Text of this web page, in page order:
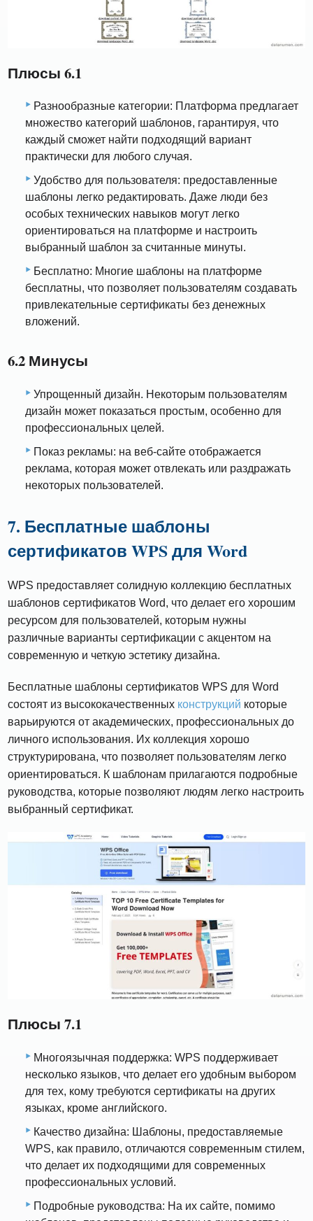
Плюсы 6.1
Разнообразные категории: Платформа предлагает
множество категорий шаблонов, гарантируя, что
каждый сможет найти подходящий вариант
практически для любого случая.
Удобство для пользователя: предоставленные
шаблоны легко редактировать. Даже люди без
особых технических навыков могут легко
ориентироваться на платформе и настроить
выбранный шаблон за считанные минуты.
Бесплатно: Многие шаблоны на платформе
бесплатны, что позволяет пользователям создавать
привлекательные сертификаты без денежных
вложений.
6.2 Минусы
Упрощенный дизайн. Некоторым пользователям
дизайн может показаться простым, особенно для
профессиональных целей.
Показ рекламы: на веб-сайте отображается
реклама, которая может отвлекать или раздражать
некоторых пользователей.
7. Бесплатные шаблоны
сертификатов WPS для Word
WPS предоставляет солидную коллекцию бесплатных
шаблонов сертификатов Word, что делает его хорошим
ресурсом для пользователей, которым нужны
различные варианты сертификации с акцентом на
современную и четкую эстетику дизайна.
Бесплатные шаблоны сертификатов WPS для Word
состоят из высококачественных конструкций которые
варьируются от академических, профессиональных до
личного использования. Их коллекция хорошо
структурирована, что позволяет пользователям легко
ориентироваться. К шаблонам прилагаются подробные
руководства, которые позволяют людям легко настроить
выбранный сертификат.
Плюсы 7.1
Многоязычная поддержка: WPS поддерживает
несколько языков, что делает его удобным выбором
для тех, кому требуются сертификаты на других
языках, кроме английского.
Качество дизайна: Шаблоны, предоставляемые
WPS, как правило, отличаются современным стилем,
что делает их подходящими для современных
профессиональных условий.
Подробные руководства: На их сайте, помимо